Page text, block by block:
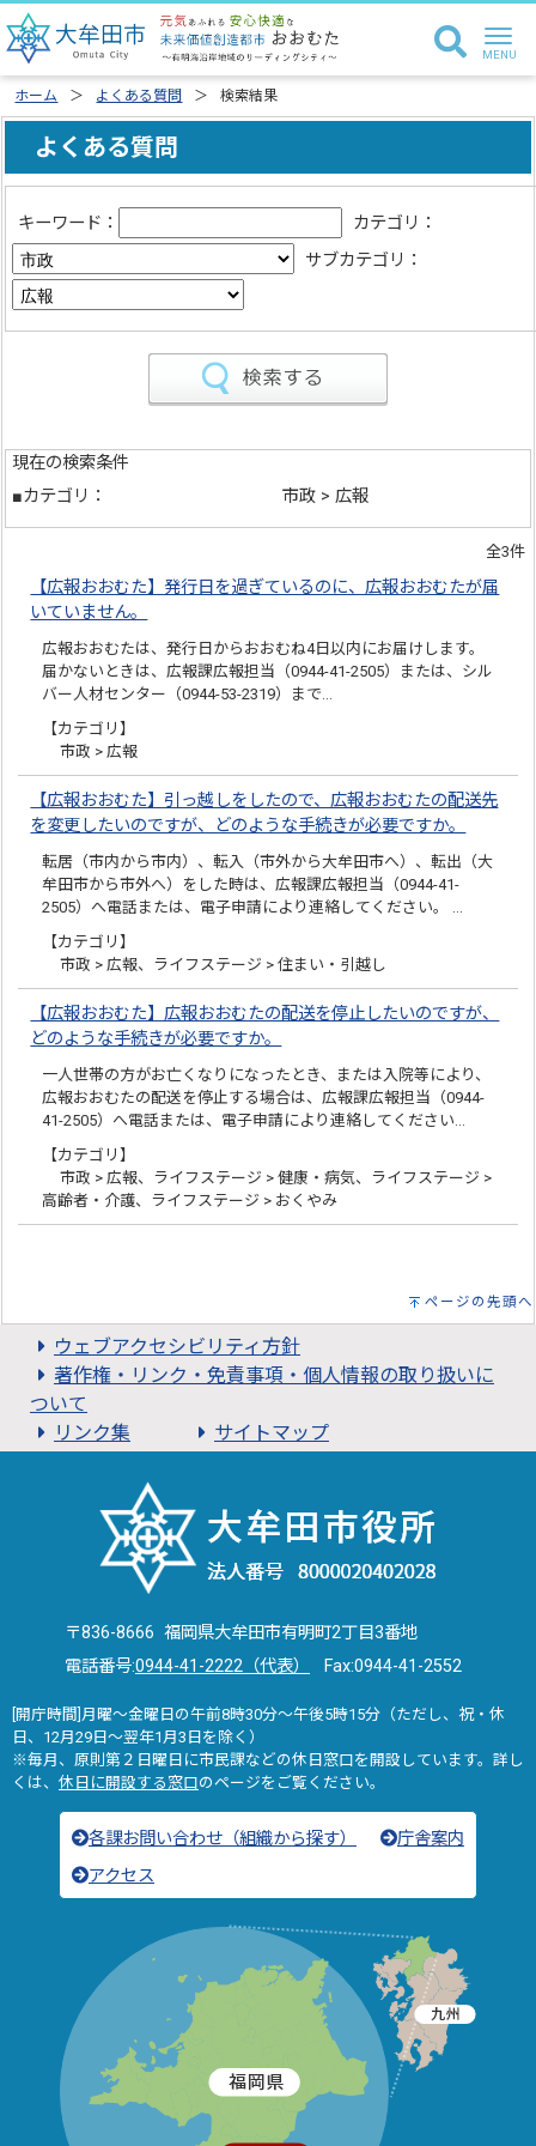
ホーム よくある質問 検索結果
よくある質問
キーワード：
カテゴリ：
サブカテゴリ：
現在の検索条件
■カテゴリ：
市政 > 広報
全3件
【広報おおむた】発行日を過ぎているのに、広報おおむたが届
いていません。
広報おおむたは、発行日からおおむね4日以内にお届けします。
届かないときは、広報課広報担当（0944-41-2505）または、シル
バー人材センター（0944-53-2319）まで…
【カテゴリ】
市政 > 広報
【広報おおむた】引っ越しをしたので、広報おおむたの配送先
を変更したいのですが、どのような手続きが必要ですか。
転居（市内から市内）、転入（市外から大牟田市へ）、転出（大
牟田市から市外へ）をした時は、広報課広報担当（0944-41-
2505）へ電話または、電子申請により連絡してください。 …
【カテゴリ】
市政 > 広報、ライフステージ > 住まい・引越し
【広報おおむた】広報おおむたの配送を停止したいのですが、
どのような手続きが必要ですか。
一人世帯の方がお亡くなりになったとき、または入院等により、
広報おおむたの配送を停止する場合は、広報課広報担当（0944-
41-2505）へ電話または、電子申請により連絡してください…
【カテゴリ】
市政 > 広報、ライフステージ > 健康・病気、ライフステージ >
高齢者・介護、ライフステージ > おくやみ
ページの先頭へ
ウェブアクセシビリティ方針
著作権・リンク・免責事項・個人情報の取り扱いに
ついて
リンク集
サイトマップ
〒836-8666 福岡県大牟田市有明町2丁目3番地
電話番号:0944-41-2222（代表） Fax:0944-41-2552
[開庁時間]月曜～金曜日の午前8時30分～午後5時15分（ただし、祝・休
日、12月29日～翌年1月3日を除く）
※毎月、原則第２日曜日に市民課などの休日窓口を開設しています。詳し
くは、 休日に開設する窓口のページをご覧ください。
各課お問い合わせ（組織から探す）
庁舎案内
アクセス